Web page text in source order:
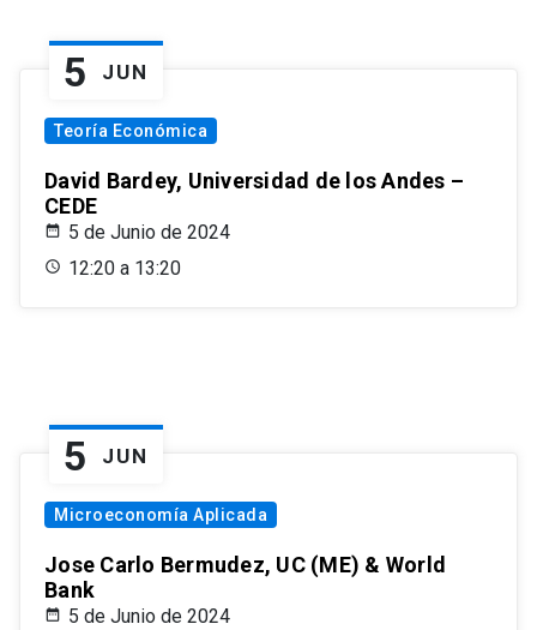
5 JUN
Teoría Económica
David Bardey, Universidad de los Andes –
CEDE
5 de Junio de 2024
12:20 a 13:20
5 JUN
Microeconomía Aplicada
Jose Carlo Bermudez, UC (ME) & World
Bank
5 de Junio de 2024